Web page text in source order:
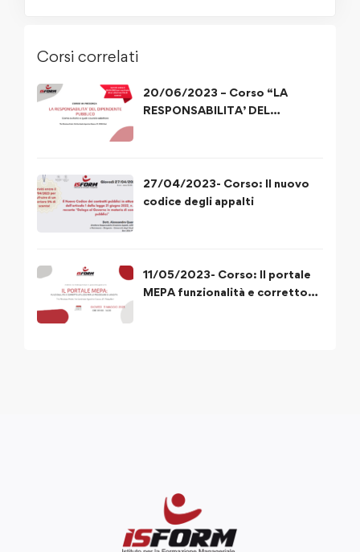
Corsi correlati
20/06/2023 – Corso “LA
RESPONSABILITA’ DEL
27/04/2023- Corso: Il nuovo
codice degli appalti
11/05/2023- Corso: Il portale
MEPA funzionalità e corretto